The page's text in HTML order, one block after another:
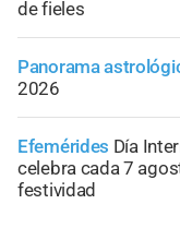
de fieles
Panorama
2026
Efemérides Día
celebra cada 7
festividad